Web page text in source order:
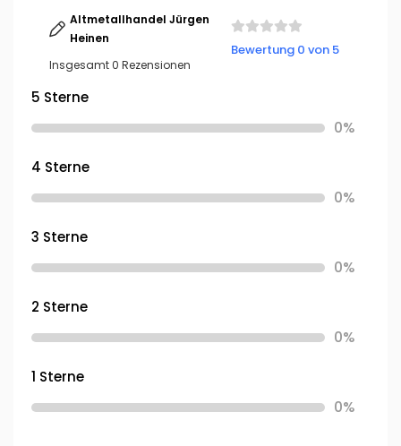
Altmetallhandel Jürgen
Heinen
Insgesamt 0 Rezensionen
Bewertung 0 von 5
5 Sterne
0%
4 Sterne
0%
3 Sterne
0%
2 Sterne
0%
1 Sterne
0%